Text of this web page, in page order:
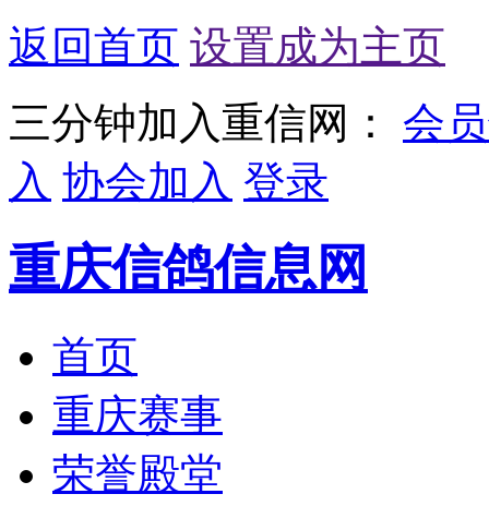
返回首页 设置成为主页
三分钟加入重信网：
会
入 协会加入 登录
重庆信鸽信息网
首页
重庆赛事
荣誉殿堂